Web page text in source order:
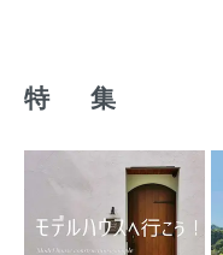
特 集